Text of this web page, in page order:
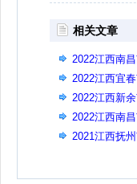
相关文章
2022江西南
2022江西宜
2022江西新
2022江西南
公告
2021江西抚